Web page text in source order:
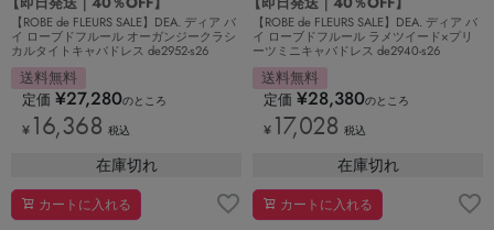
【ROBE de FLEURS SALE】DEA. ディア バ
イ ローブドフルール オーガンジークラシ
カルタイトキャバドレス de2952-s26
送料無料
定価 ¥27,280のところ
¥ 16,368 税込
在庫切れ
カートに入れる
【ROBE de FLEURS SALE】DEA. ディア バ
イ ローブドフルール ラメツイード×プリ
ーツミニキャバドレス de2940-s26
送料無料
定価 ¥28,380のところ
¥ 17,028 税込
在庫切れ
カートに入れる